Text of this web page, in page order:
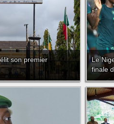
son premier
Le
finale